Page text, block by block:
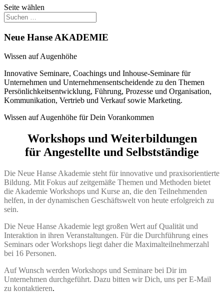
Seite wählen
Neue Hanse AKADEMIE
Wissen auf Augenhöhe
Innovative Seminare, Coachings und Inhouse-Seminare für
Unternehmen und Unternehmensentscheidende zu den Themen
Persönlichkeitsentwicklung, Führung, Prozesse und Organisation,
Kommunikation, Vertrieb und Verkauf sowie Marketing.
Wissen auf Augenhöhe für Dein Vorankommen
Workshops und Weiterbildungen
für Angestellte und Selbstständige
Die Neue Hanse Akademie steht für innovative und praxisorientierte
Bildung. Mit Fokus auf zeitgemäße Themen und Methoden bietet
die Akademie Workshops und Kurse an, die den Teilnehmenden
helfen, in der dynamischen Geschäftswelt von heute erfolgreich zu
sein.
Die Neue Hanse Akademie legt großen Wert auf Qualität und
Interaktion in ihren Veranstaltungen. Für die Durchführung eines
Seminars oder Workshops liegt daher die Maximalteilnehmerzahl
bei 16 Personen.
Auf Wunsch werden Workshops und Seminare bei Dir im
Unternehmen durchgeführt. Dazu bitten wir Dich, uns per E-Mail
zu kontaktieren.